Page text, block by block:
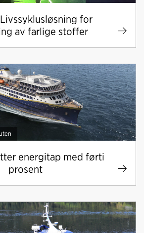
for
av farlige stoffer
energitap med førti
prosent